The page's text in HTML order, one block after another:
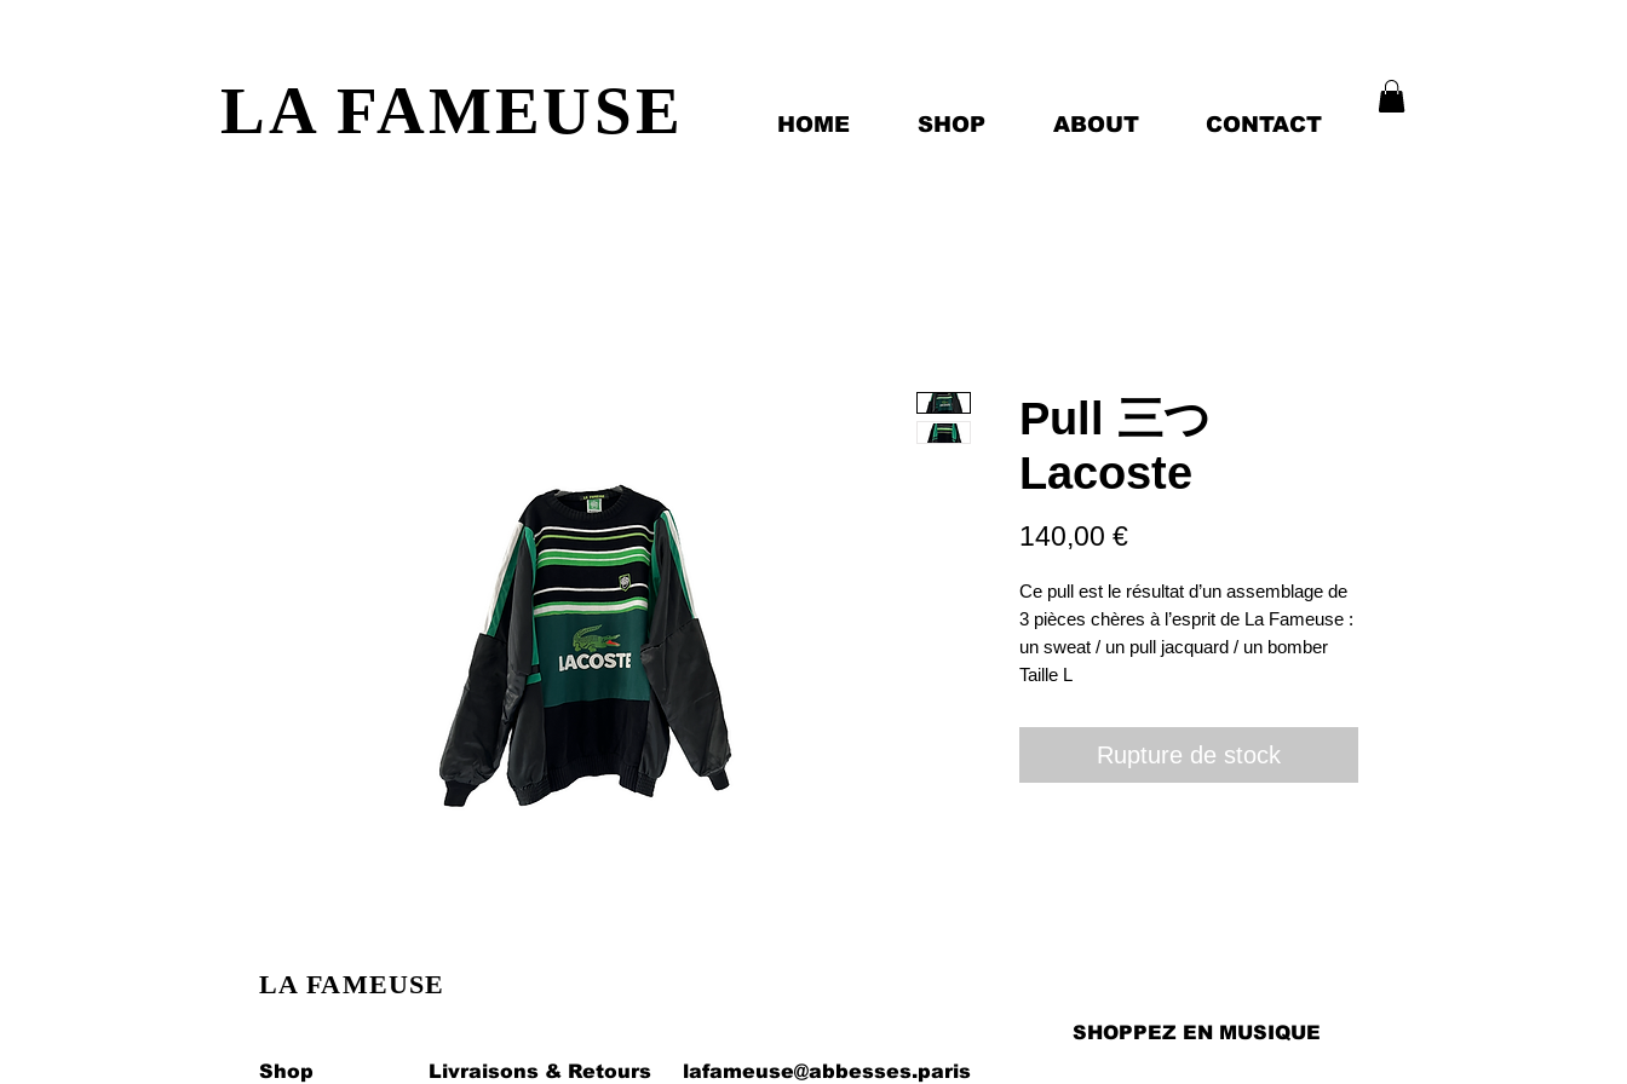
LA FAMEUSE HOME SHOP ABOUT CONTACT
Pull 三つ
Lacoste
140,00 €Prix
Ce pull est le résultat d’un assemblage de
3 pièces chères à l’esprit de La Fameuse :
un sweat / un pull jacquard / un bomber
Taille L
Rupture de stock
LA FAMEUSE
SHOPPEZ EN MUSIQUE
Shop
Livraisons & Retours lafameuse@abbesses.paris